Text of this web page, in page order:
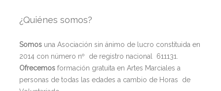
¿Quiénes somos?
Somos una Asociación sin ánimo de lucro constituida en
2014 con número nº de registro nacional 611131.
Ofrecemos formación gratuita en Artes Marciales a
personas de todas las edades a cambio de Horas de